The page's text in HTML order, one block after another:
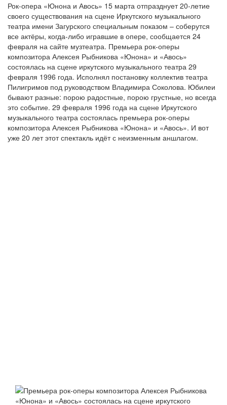
Рок-опера «Юнона и Авось» 15 марта отпразднует 20-летие
своего существования на сцене Иркутского музыкального
театра имени Загурского специальным показом – соберутся
все актёры, когда-либо игравшие в опере, сообщается 24
февраля на сайте музтеатра. Премьера рок-оперы
композитора Алексея Рыбникова «Юнона» и «Авось»
состоялась на сцене иркутского музыкального театра 29
февраля 1996 года. Исполнял постановку коллектив театра
Пилигримов под руководством Владимира Соколова. Юбилеи
бывают разные: порою радостные, порою грустные, но всегда
это событие. 29 февраля 1996 года на сцене Иркутского
музыкального театра состоялась премьера рок-оперы
композитора Алексея Рыбникова «Юнона» и «Авось». И вот
уже 20 лет этот спектакль идёт с неизменным аншлагом.